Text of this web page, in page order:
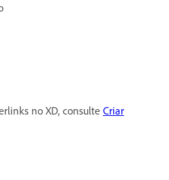
no XD, consulte Criar